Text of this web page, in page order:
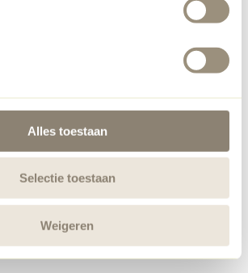
Alles toestaan
Selectie toestaan
Weigeren